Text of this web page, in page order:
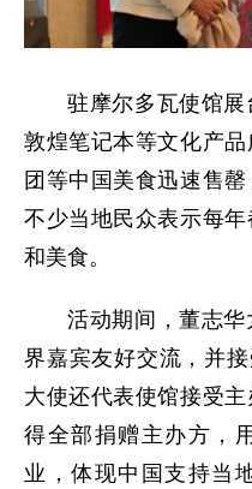
驻摩尔多瓦使馆展
敦煌笔记本等文化产
团等中国美食迅速售
不少当地民众表示每
和美食。
活动期间，董志
界嘉宾友好交流，并
大使还代表使馆接受
得全部捐赠主办方，
业，体现中国支持当